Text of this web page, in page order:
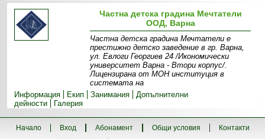
Частна детска градина Мечтатели
ООД, Варна
Частна детска градина Мечтатели е
престижно детско заведение в гр. Варна,
ул. Евлоги Георгиев 24 /Икономически
университет Варна - Втори корпус/.
Лицензирана от МОН институция в
системата на
Информация
Екип Занимания
Допълнителни
дейности
Галерия
Начало Вход Абонамент Общи условия
Контакти